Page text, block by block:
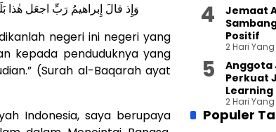
وَإِذ قالَ إِبراهيمُ رَبِّ اجعَل هٰذا
negeri ini negeri yang
kepada penduduknya yang
(Surah al-Baqarah ayat
Indonesia, saya berupaya
Jemaat
Positif
2 Hari
Anggota
Perkuat
di
2 Hari
Populer